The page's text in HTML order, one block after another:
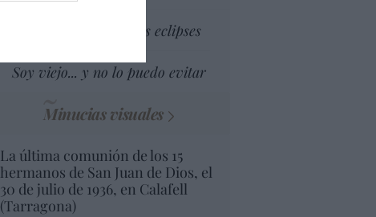
Dios es el señor de los eclipses
Soy viejo... y no lo puedo evitar
Minucias visuales
La última comunión de los 15
hermanos de San Juan de Dios, el
30 de julio de 1936, en Calafell
(Tarragona)